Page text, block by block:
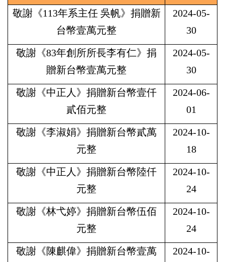
敬謝《113年系主任 吳帆》捐贈新
台幣壹萬元整
2024-05-
30
敬謝《83年創所所長李有仁》捐
贈新台幣壹萬元整
2024-05-
30
敬謝《中正人》捐贈新台幣壹仟
貳佰元整
2024-06-
01
敬謝《李淑娟》捐贈新台幣貳萬
元整
2024-10-
18
敬謝《中正人》捐贈新台幣陸仟
元整
2024-10-
24
敬謝《林弋婷》捐贈新台幣伍佰
元整
2024-10-
24
敬謝《陳麒偉》捐贈新台幣壹萬
2024-10-